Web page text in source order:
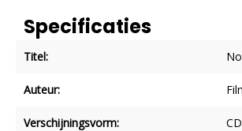
Specificaties
Titel:
Auteur:
Verschijningsvorm: